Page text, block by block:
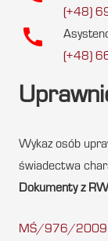
(+48)
call
(+48)
Wykaz osób
świadectwa
Dokumenty z
MŚ/976/2009